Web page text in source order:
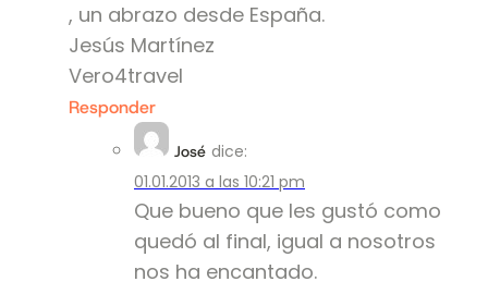
, un abrazo desde España.
Jesús Martínez
Vero4travel
Responder
José dice:
01.01.2013 a las 10:21 pm
Que bueno que les gustó como
quedó al final, igual a nosotros
nos ha encantado.